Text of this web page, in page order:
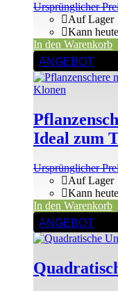
Ursprünglicher
Auf Lager
Kann
In den Warenkorb
ANGEBOT
Ideal zum
Ursprünglicher
Auf Lager
Kann
In den Warenkorb
ANGEBOT